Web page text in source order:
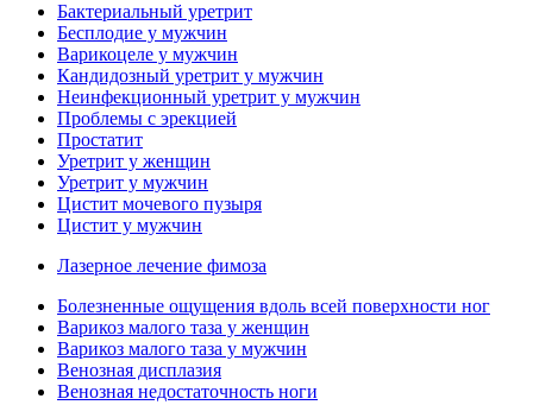
Бактериальный уретрит
Бесплодие у мужчин
Варикоцеле у мужчин
Кандидозный уретрит у мужчин
Неинфекционный уретрит у мужчин
Проблемы с эрекцией
Простатит
Уретрит у женщин
Уретрит у мужчин
Цистит мочевого пузыря
Цистит у мужчин
Лазерное лечение фимоза
Болезненные ощущения вдоль всей поверхности ног
Варикоз малого таза у женщин
Варикоз малого таза у мужчин
Венозная дисплазия
Венозная недостаточность ноги